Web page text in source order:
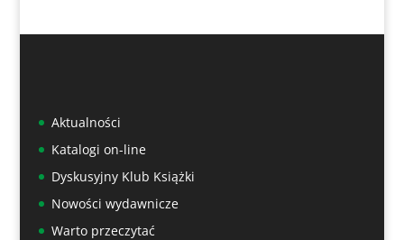
Aktualności
Katalogi on-line
Dyskusyjny Klub Książki
Nowości wydawnicze
Warto przeczytać